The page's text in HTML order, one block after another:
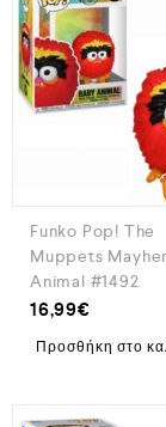
Funko Pop! The
Muppets
Animal #1492
16,99€
Προσθήκη στο